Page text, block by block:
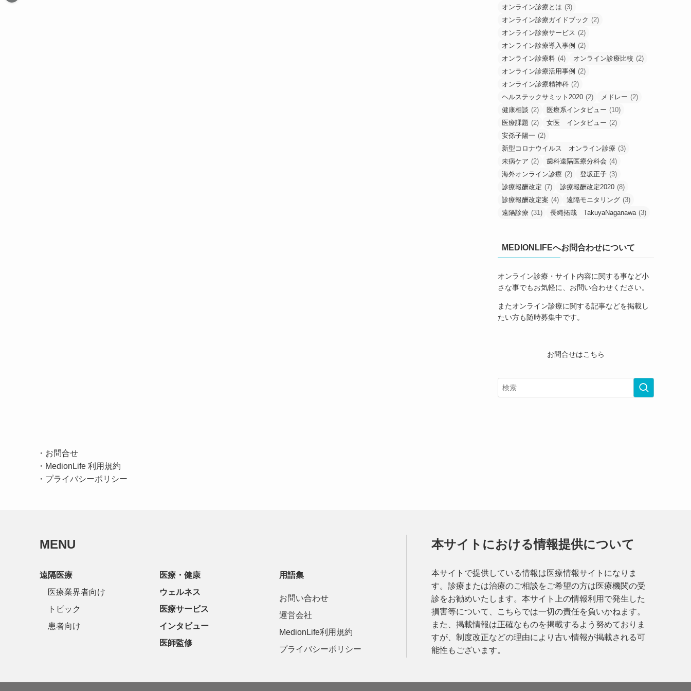
オンライン診療とは (3)
オンライン診療ガイドブック (2)
オンライン診療サービス (2)
オンライン診療導入事例 (2)
オンライン診療料 (4) オンライン診療比較 (2)
オンライン診療活用事例 (2)
オンライン診療精神科 (2)
ヘルステックサミット2020 (2) メドレー (2)
健康相談 (2) 医療系インタビュー (10)
医療課題 (2) 女医 インタビュー (2)
安孫子陽一 (2)
新型コロナウイルス オンライン診療 (3)
未病ケア (2) 歯科遠隔医療分科会 (4)
海外オンライン診療 (2) 登坂正子 (3)
診療報酬改定 (7) 診療報酬改定2020 (8)
診療報酬改定案 (4) 遠隔モニタリング (3)
遠隔診療 (31) 長縄拓哉 TakuyaNaganawa (3)
MEDIONLIFEへお問合わせについて
オンライン診療・サイト内容に関する事など小
さな事でもお気軽に、お問い合わせください。
またオンライン診療に関する記事などを掲載し
たい方も随時募集中です。
お問合せはこちら
・ お問合せ
・ MedionLife 利用規約
・ プライバシーポリシー
MENU
遠隔医療
医療業界者向け
トピック
患者向け
医療・健康
ウェルネス
医療サービス
インタビュー
医師監修
用語集
お問い合わせ
運営会社
MedionLife利用規約
プライバシーポリシー
本サイトにおける情報提供について
本サイトで提供している情報は医療情報サイトになりま
す。診療または治療のご相談をご希望の方は医療機関の受
診をお勧めいたします。本サイト上の情報利用で発生した
損害等について、こちらでは一切の責任を負いかねます。
また、掲載情報は正確なものを掲載するよう努めておりま
すが、制度改正などの理由により古い情報が掲載される可
能性もございます。